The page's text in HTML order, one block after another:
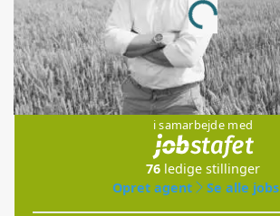
Loading...
Jobs
i samarbejde med
76 ledige stillinger
Opret agent
Se alle jobs